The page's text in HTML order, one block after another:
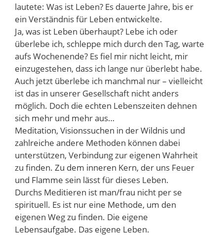
lautete: Was ist Leben? Es dauerte Jahre, bis er
ein Verständnis für Leben entwickelte.
Ja, was ist Leben überhaupt? Lebe ich oder
überlebe ich, schleppe mich durch den Tag, warte
aufs Wochenende? Es fiel mir nicht leicht, mir
einzugestehen, dass ich lange nur überlebt habe.
Auch jetzt überlebe ich manchmal nur – vielleicht
ist das in unserer Gesellschaft nicht anders
möglich. Doch die echten Lebenszeiten dehnen
sich mehr und mehr aus…
Meditation, Visionssuchen in der Wildnis und
zahlreiche andere Methoden können dabei
unterstützen, Verbindung zur eigenen Wahrheit
zu finden. Zu dem inneren Kern, der uns Feuer
und Flamme sein lässt für dieses Leben.
Durchs Meditieren ist man/frau nicht per se
spirituell. Es ist nur eine Methode, um den
eigenen Weg zu finden. Die eigene
Lebensaufgabe. Das eigene Leben.